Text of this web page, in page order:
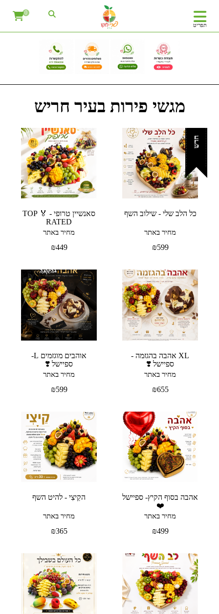
תפריט
0
מגשי פירות בעיר חריש
חדש
כל הלב שלי - שילוב השף
מחיר באתר
₪599
סאנשיין טרופי - 🏅 TOP
RATED
מחיר באתר
₪449
XL אהבה בהגזמה -
ספיישל ❣️
מחיר באתר
₪655
אוהבים מוגזמים L-
ספיישל ❣️
מחיר באתר
₪599
אהבה בסוף הקיץ- ספיישל
❤️
מחיר באתר
₪499
הקֵיצִי - להיט השף
מחיר באתר
₪365